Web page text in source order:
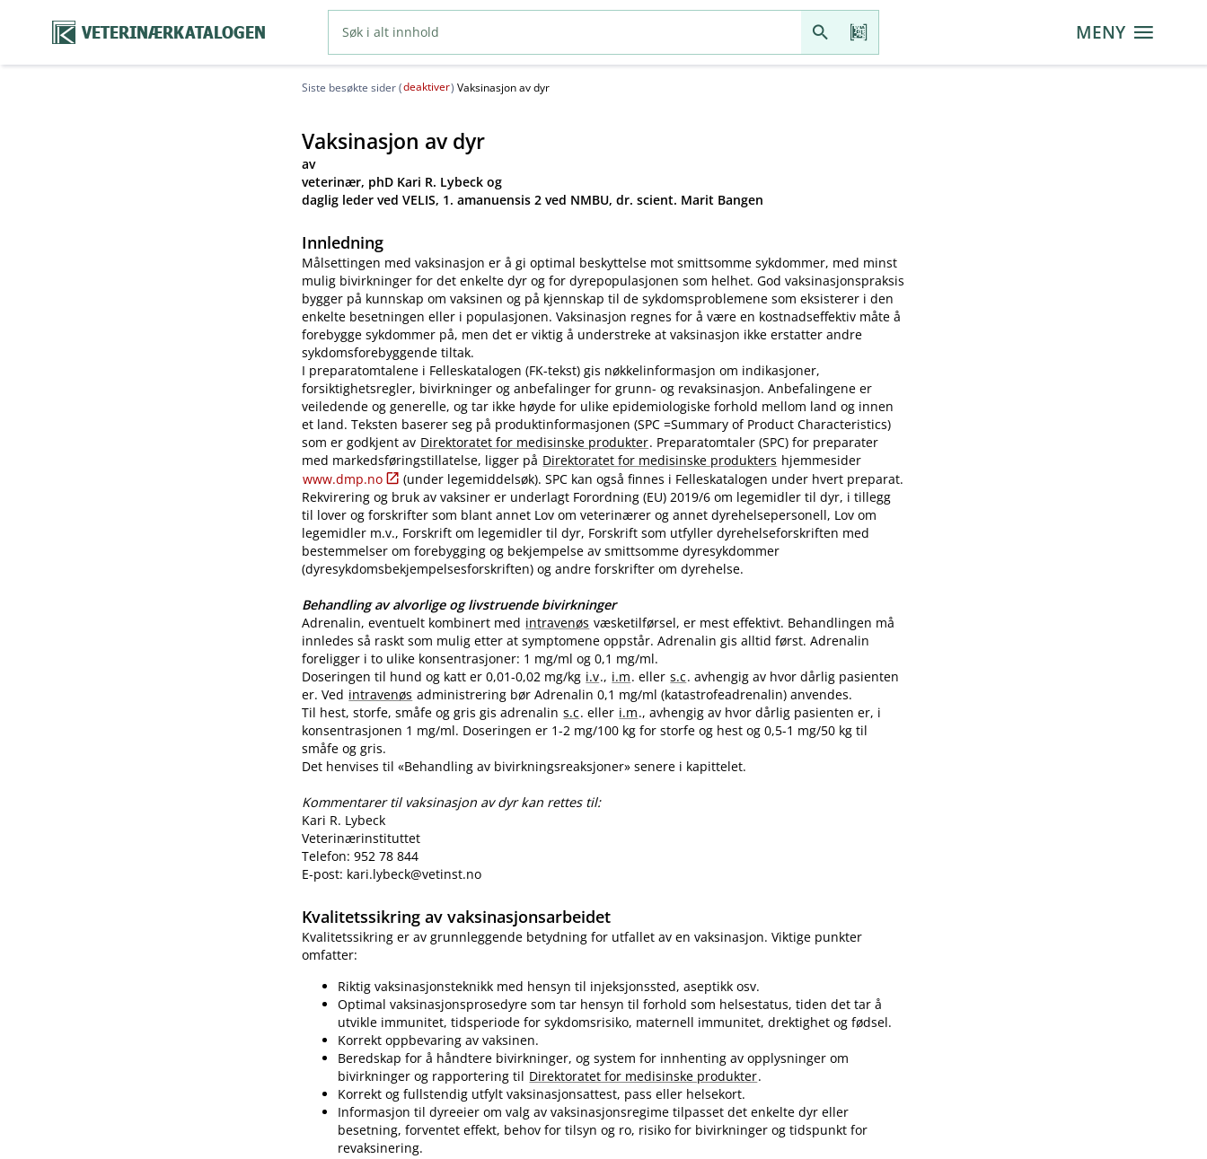
VETERINÆRKATALOGEN MENY
Siste besøkte sider (deaktiver) Vaksinasjon av dyr
Vaksinasjon av dyr
av
veterinær, phD Kari R. Lybeck og
daglig leder ved VELIS, 1. amanuensis 2 ved NMBU, dr. scient. Marit Bangen
Innledning
Målsettingen med vaksinasjon er å gi optimal beskyttelse mot smittsomme sykdommer, med minst
mulig bivirkninger for det enkelte dyr og for dyrepopulasjonen som helhet. God vaksinasjonspraksis
bygger på kunnskap om vaksinen og på kjennskap til de sykdomsproblemene som eksisterer i den
enkelte besetningen eller i populasjonen. Vaksinasjon regnes for å være en kostnadseffektiv måte å
forebygge sykdommer på, men det er viktig å understreke at vaksinasjon ikke erstatter andre
sykdomsforebyggende tiltak.
I preparatomtalene i Felleskatalogen (FK-tekst) gis nøkkelinformasjon om indikasjoner,
forsiktighetsregler, bivirkninger og anbefalinger for grunn- og revaksinasjon. Anbefalingene er
veiledende og generelle, og tar ikke høyde for ulike epidemiologiske forhold mellom land og innen
et land. Teksten baserer seg på produktinformasjonen (SPC =Summary of Product Characteristics)
som er godkjent av Direktoratet for medisinske produkter. Preparatomtaler (SPC) for preparater
med markedsføringstillatelse, ligger på Direktoratet for medisinske produkters hjemmesider
www.dmp.no
(under legemiddelsøk). SPC kan også finnes i Felleskatalogen under hvert preparat.
Rekvirering og bruk av vaksiner er underlagt Forordning (EU) 2019/6 om legemidler til dyr, i tillegg
til lover og forskrifter som blant annet Lov om veterinærer og annet dyrehelsepersonell, Lov om
legemidler m.v., Forskrift om legemidler til dyr, Forskrift som utfyller dyrehelseforskriften med
bestemmelser om forebygging og bekjempelse av smittsomme dyresykdommer
(dyresykdomsbekjempelsesforskriften) og andre forskrifter om dyrehelse.
Behandling av alvorlige og livstruende bivirkninger
Adrenalin, eventuelt kombinert med intravenøs væsketilførsel, er mest effektivt. Behandlingen må
innledes så raskt som mulig etter at symptomene oppstår. Adrenalin gis alltid først. Adrenalin
foreligger i to ulike konsentrasjoner: 1 mg/ml og 0,1 mg​/​ml.
Doseringen til hund og katt er 0,01-0,02 mg/kg i.v., i.m. eller s.c. avhengig av hvor dårlig pasienten
er. Ved intravenøs administrering bør Adrenalin 0,1 mg/ml (katastrofeadrenalin) anvendes.
Til hest, storfe, småfe og gris gis adrenalin s.c. eller i.m., avhengig av hvor dårlig pasienten er, i
konsentrasjonen 1 mg​/​ml. Doseringen er 1-2 mg/100 kg for storfe og hest og 0,5-1 mg/50 kg til
småfe og gris.
Det henvises til «Behandling av bivirkningsreaksjoner» senere i kapittelet.
Kommentarer til vaksinasjon av dyr kan rettes til:
Kari R. Lybeck
Veterinærinstituttet
Telefon: 952 78 844
E-post: kari.lybeck@vetinst.no
Kvalitetssikring av vaksinasjonsarbeidet
Kvalitetssikring er av grunnleggende betydning for utfallet av en vaksinasjon. Viktige punkter
omfatter:
Riktig vaksinasjonsteknikk med hensyn til injeksjonssted, aseptikk osv.
Optimal vaksinasjonsprosedyre som tar hensyn til forhold som helsestatus, tiden det tar å
utvikle immunitet, tidsperiode for sykdomsrisiko, maternell immunitet, drektighet og fødsel.
Korrekt oppbevaring av vaksinen.
Beredskap for å håndtere bivirkninger, og system for innhenting av opplysninger om
bivirkninger og rapportering til Direktoratet for medisinske produkter.
Korrekt og fullstendig utfylt vaksinasjonsattest, pass eller helsekort.
Informasjon til dyreeier om valg av vaksinasjonsregime tilpasset det enkelte dyr eller
besetning, forventet effekt, behov for tilsyn og ro, risiko for bivirkninger og tidspunkt for
revaksinering.